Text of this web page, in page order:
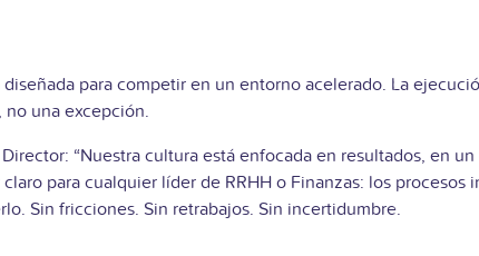
para competir en un entorno acelerado. La
no una excepción.
“Nuestra cultura está enfocada en resultados, en
para cualquier líder de RRHH o Finanzas: los
Sin fricciones. Sin retrabajos. Sin incertidumbre.